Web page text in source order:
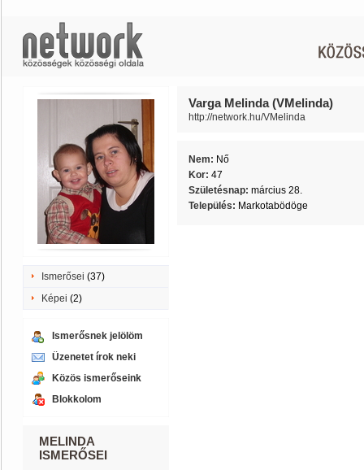
Ismerősei (37)
Képei (2)
Ismerősnek jelölöm
Üzenetet írok neki
Közös ismerőseink
Blokkolom
MELINDA
ISMERŐSEI
Varga Melinda (VMelinda)
http://network.hu/VMelinda
Nem: Nő
Kor: 47
Születésnap: március 28.
Település: Markotabödöge